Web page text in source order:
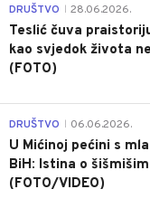
DRUŠTVO 28.06.2026.
Teslić čuva
kao svjedok života
(FOTO)
DRUŠTVO 06.06.2026.
U Mićinoj pećini s
BiH: Istina o
(FOTO/VIDEO)